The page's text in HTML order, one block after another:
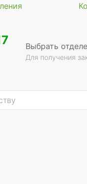
Выбрать
Для получения